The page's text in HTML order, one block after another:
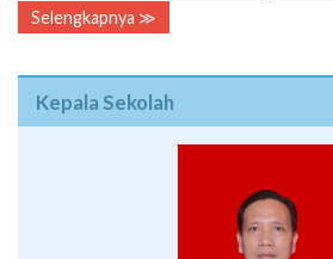
Selengkapnya ≫
Kepala Sekolah